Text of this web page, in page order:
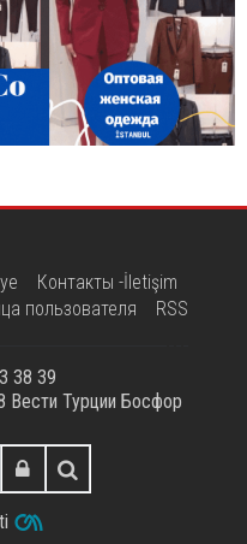
Контакты -İletişim
пользователя RSS
38 39
Вести Турции Босфор